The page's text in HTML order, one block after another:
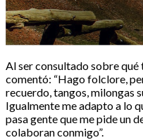
Al ser consultado sobre qué
comentó: “Hago folclore,
recuerdo, tangos, milongas
Igualmente me adapto a lo
pasa gente que me pide un
colaboran conmigo”.